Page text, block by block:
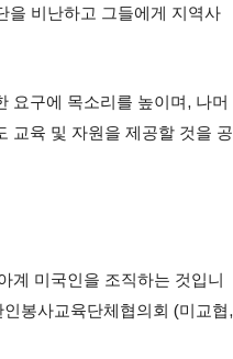
을 비난하고 그들에게 지역사
요구에 목소리를 높이며, 나머
교육 및 자원을 제공할 것을 공
계 미국인을 조직하는 것입니
봉사교육단체협의회 (미교협,